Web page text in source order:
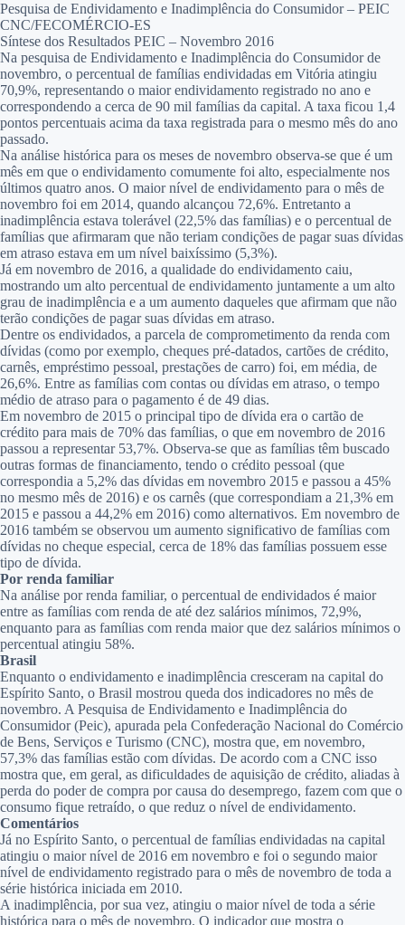
Pesquisa de Endividamento e Inadimplência do Consumidor – PEIC
CNC/FECOMÉRCIO-ES
Síntese dos Resultados PEIC – Novembro 2016
Na pesquisa de Endividamento e Inadimplência do Consumidor de
novembro, o percentual de famílias endividadas em Vitória atingiu
70,9%, representando o maior endividamento registrado no ano e
correspondendo a cerca de 90 mil famílias da capital. A taxa ficou 1,4
pontos percentuais acima da taxa registrada para o mesmo mês do ano
passado.
Na análise histórica para os meses de novembro observa-se que é um
mês em que o endividamento comumente foi alto, especialmente nos
últimos quatro anos. O maior nível de endividamento para o mês de
novembro foi em 2014, quando alcançou 72,6%. Entretanto a
inadimplência estava tolerável (22,5% das famílias) e o percentual de
famílias que afirmaram que não teriam condições de pagar suas dívidas
em atraso estava em um nível baixíssimo (5,3%).
Já em novembro de 2016, a qualidade do endividamento caiu,
mostrando um alto percentual de endividamento juntamente a um alto
grau de inadimplência e a um aumento daqueles que afirmam que não
terão condições de pagar suas dívidas em atraso.
Dentre os endividados, a parcela de comprometimento da renda com
dívidas (como por exemplo, cheques pré-datados, cartões de crédito,
carnês, empréstimo pessoal, prestações de carro) foi, em média, de
26,6%. Entre as famílias com contas ou dívidas em atraso, o tempo
médio de atraso para o pagamento é de 49 dias.
Em novembro de 2015 o principal tipo de dívida era o cartão de
crédito para mais de 70% das famílias, o que em novembro de 2016
passou a representar 53,7%. Observa-se que as famílias têm buscado
outras formas de financiamento, tendo o crédito pessoal (que
correspondia a 5,2% das dívidas em novembro 2015 e passou a 45%
no mesmo mês de 2016) e os carnês (que correspondiam a 21,3% em
2015 e passou a 44,2% em 2016) como alternativos. Em novembro de
2016 também se observou um aumento significativo de famílias com
dívidas no cheque especial, cerca de 18% das famílias possuem esse
tipo de dívida.
Por renda familiar
Na análise por renda familiar, o percentual de endividados é maior
entre as famílias com renda de até dez salários mínimos, 72,9%,
enquanto para as famílias com renda maior que dez salários mínimos o
percentual atingiu 58%.
Brasil
Enquanto o endividamento e inadimplência cresceram na capital do
Espírito Santo, o Brasil mostrou queda dos indicadores no mês de
novembro. A Pesquisa de Endividamento e Inadimplência do
Consumidor (Peic), apurada pela Confederação Nacional do Comércio
de Bens, Serviços e Turismo (CNC), mostra que, em novembro,
57,3% das famílias estão com dívidas. De acordo com a CNC isso
mostra que, em geral, as dificuldades de aquisição de crédito, aliadas à
perda do poder de compra por causa do desemprego, fazem com que o
consumo fique retraído, o que reduz o nível de endividamento.
Comentários
Já no Espírito Santo, o percentual de famílias endividadas na capital
atingiu o maior nível de 2016 em novembro e foi o segundo maior
nível de endividamento registrado para o mês de novembro de toda a
série histórica iniciada em 2010.
A inadimplência, por sua vez, atingiu o maior nível de toda a série
histórica para o mês de novembro. O indicador que mostra o